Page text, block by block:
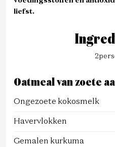
liefst.
2
Oatmeal van zoete
Ongezoete kokosmelk
Havervlokken
Gemalen kurkuma